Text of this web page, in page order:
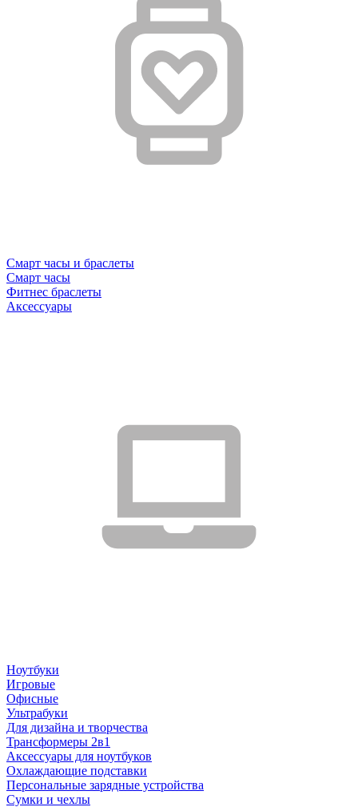
Смарт часы и браслеты
Смарт часы
Фитнес браслеты
Аксессуары
Ноутбуки
Игровые
Офисные
Ультрабуки
Для дизайна и творчества
Трансформеры 2в1
Аксессуары для ноутбуков
Охлаждающие подставки
Персональные зарядные устройства
Сумки и чехлы